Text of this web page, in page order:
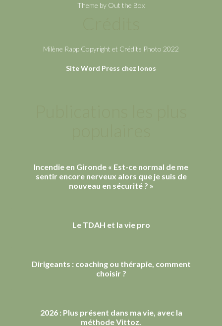
Theme by Out the Box
Milène Rapp Copyright et Crédits Photo 2022
Site Word Press chez Ionos
Incendie en Gironde « Est-ce normal de me
sentir encore nerveux alors que je suis de
nouveau en sécurité ? »
Le TDAH et la vie pro
Dirigeants : coaching ou thérapie, comment
choisir ?
2026 : Plus présent dans ma vie, avec la
méthode Vittoz.